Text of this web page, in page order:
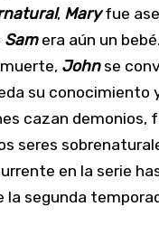
, Maryfue
Sam era aún un bebé.
John se
su conocimiento
cazan demonios,
seres
en la serie
la segunda